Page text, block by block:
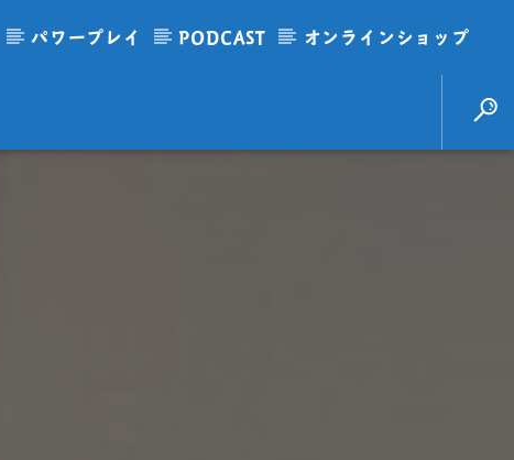
パワープレイ PODCAST オンラインショップ